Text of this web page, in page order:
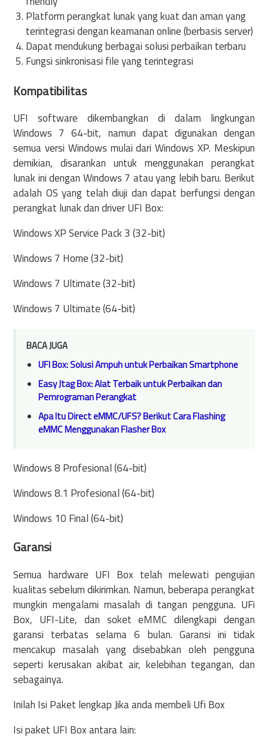
Platform perangkat lunak yang kuat dan aman yang
terintegrasi dengan keamanan online (berbasis server)
Dapat mendukung berbagai solusi perbaikan terbaru
Fungsi sinkronisasi file yang terintegrasi
Kompatibilitas
UFI software dikembangkan di dalam lingkungan
Windows 7 64-bit, namun dapat digunakan dengan
semua versi Windows mulai dari Windows XP. Meskipun
demikian, disarankan untuk menggunakan perangkat
lunak ini dengan Windows 7 atau yang lebih baru. Berikut
adalah OS yang telah diuji dan dapat berfungsi dengan
perangkat lunak dan driver UFI Box:
Windows XP Service Pack 3 (32-bit)
Windows 7 Home (32-bit)
Windows 7 Ultimate (32-bit)
Windows 7 Ultimate (64-bit)
BACA JUGA
UFI Box: Solusi Ampuh untuk Perbaikan Smartphone
Easy Jtag Box: Alat Terbaik untuk Perbaikan dan
Pemrograman Perangkat
Apa Itu Direct eMMC/UFS? Berikut Cara Flashing
eMMC Menggunakan Flasher Box
Windows 8 Profesional (64-bit)
Windows 8.1 Profesional (64-bit)
Windows 10 Final (64-bit)
Garansi
Semua hardware UFI Box telah melewati pengujian
kualitas sebelum dikirimkan. Namun, beberapa perangkat
mungkin mengalami masalah di tangan pengguna. UFi
Box, UFI-Lite, dan soket eMMC dilengkapi dengan
garansi terbatas selama 6 bulan. Garansi ini tidak
mencakup masalah yang disebabkan oleh pengguna
seperti kerusakan akibat air, kelebihan tegangan, dan
sebagainya.
Inilah Isi Paket lengkap Jika anda membeli Ufi Box
Isi paket UFI Box antara lain: